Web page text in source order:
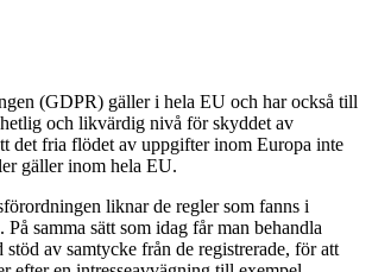
(GDPR) gäller i hela EU och har också till
och likvärdig nivå för skyddet av
det fria flödet av uppgifter inom Europa inte
gäller inom hela EU.
liknar de regler som fanns i
samma sätt som idag får man behandla
stöd av samtycke från de registrerade, för att